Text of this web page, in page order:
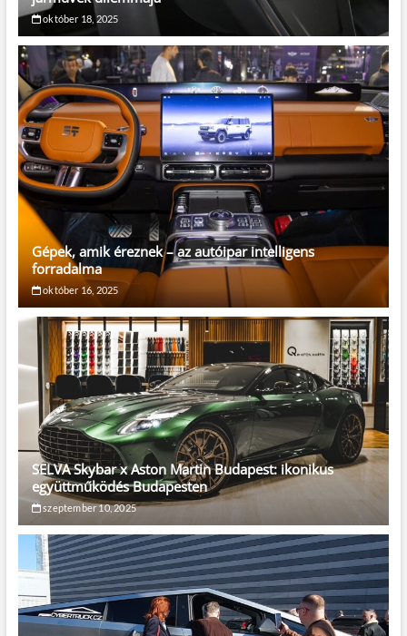
október 18, 2025
Gépek, amik éreznek – az autóipar intelligens
forradalma
október 16, 2025
SELVA Skybar x Aston Martin Budapest: ikonikus
együttműködés Budapesten
szeptember 10, 2025